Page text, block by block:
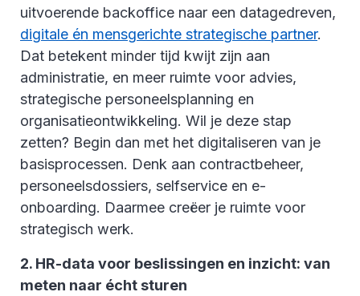
uitvoerende backoffice naar een datagedreven,
digitale én mensgerichte strategische partner.
Dat betekent minder tijd kwijt zijn aan
administratie, en meer ruimte voor advies,
strategische personeelsplanning en
organisatieontwikkeling. Wil je deze stap
zetten? Begin dan met het digitaliseren van je
basisprocessen. Denk aan contractbeheer,
personeelsdossiers, selfservice en e-
onboarding. Daarmee creëer je ruimte voor
strategisch werk.
2. HR-data voor beslissingen en inzicht: van
meten naar écht sturen